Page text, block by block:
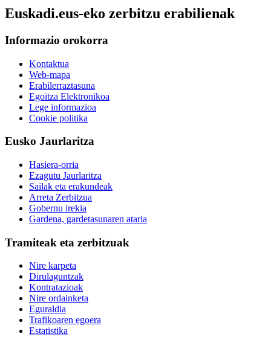
Euskadi.eus-eko zerbitzu erabilienak
Informazio orokorra
Kontaktua
Web-mapa
Erabilerraztasuna
Egoitza Elektronikoa
Lege informazioa
Cookie politika
Eusko Jaurlaritza
Hasiera-orria
Ezagutu Jaurlaritza
Sailak eta erakundeak
Arreta Zerbitzua
Gobernu irekia
Gardena, gardetasunaren ataria
Tramiteak eta zerbitzuak
Nire karpeta
Dirulaguntzak
Kontratazioak
Nire ordainketa
Eguraldia
Trafikoaren egoera
Estatistika